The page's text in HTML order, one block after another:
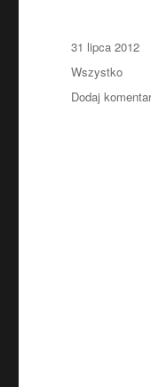
Opublikowano
31 lipca 2012
Kategorie
Wszystko
Dodaj